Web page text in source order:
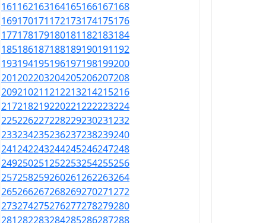
161162163164165166167168
169170171172173174175176
177178179180181182183184
185186187188189190191192
193194195196197198199200
201202203204205206207208
209210211212213214215216
217218219220221222223224
225226227228229230231232
233234235236237238239240
241242243244245246247248
249250251252253254255256
257258259260261262263264
265266267268269270271272
273274275276277278279280
281282283284285286287288